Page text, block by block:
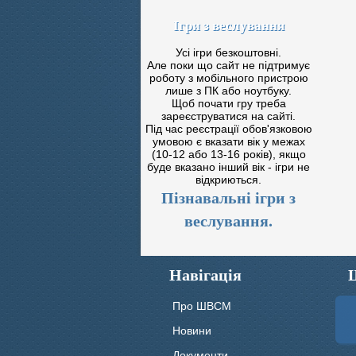
Ігри з веслування
Усі ігри безкоштовні.
Але поки що сайт не підтримує
роботу з мобільного пристрою
лише з ПК або ноутбуку.
Щоб почати гру треба
зареєструватися на сайті.
Під час реєстрації обов'язковою
умовою є вказати вік у межах
(10-12 або 13-16 років), якщо
буде вказано інший вік - ігри не
відкриються.
Пізнавальні ігри з
веслування.
Навігація
Про ШВСМ
Новини